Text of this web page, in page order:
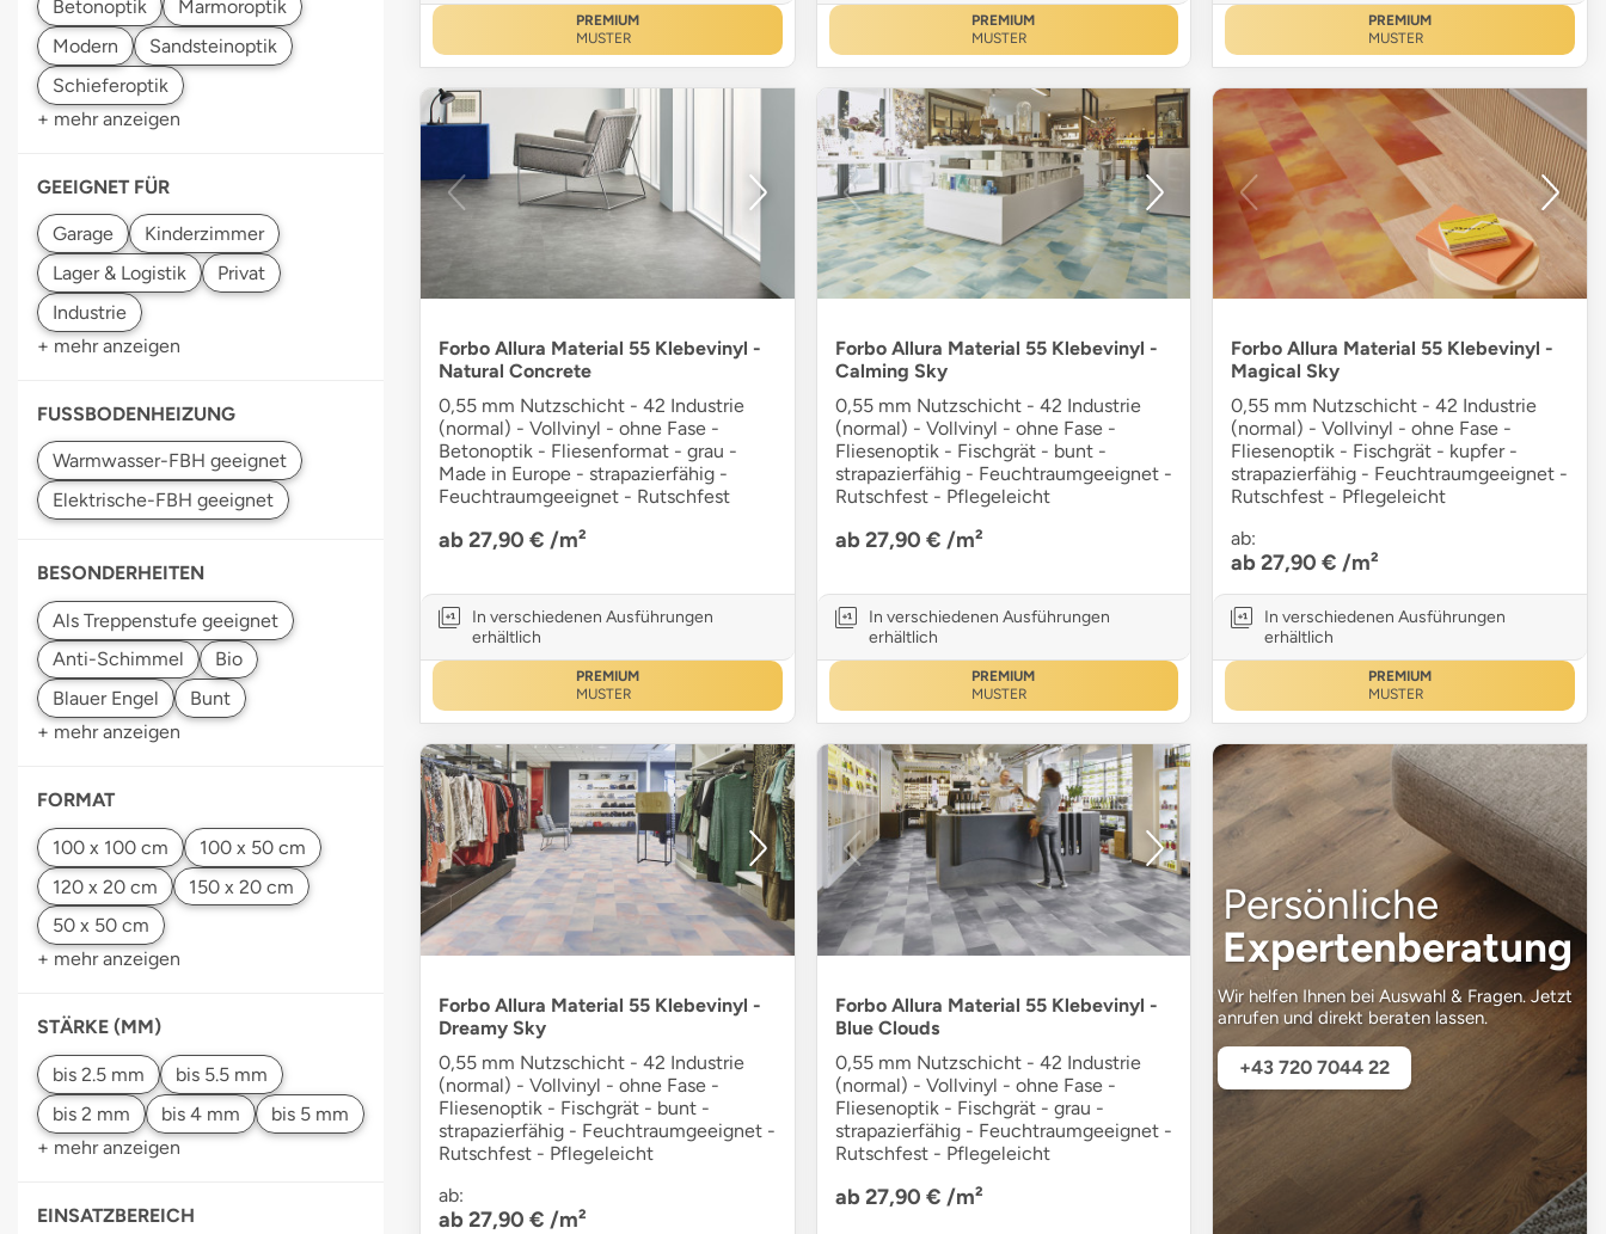
+ mehr anzeigen
GEEIGNET FÜR
+ mehr anzeigen
FUSSBODENHEIZUNG
BESONDERHEITEN
+ mehr anzeigen
FORMAT
+ mehr anzeigen
STÄRKE (MM)
+ mehr anzeigen
EINSATZBEREICH
PREMIUM
MUSTER
PREMIUM
MUSTER
PREMIUM
MUSTER
Forbo Allura Material 55 Klebevinyl -
Natural Concrete
0,55 mm Nutzschicht - 42 Industrie
(normal) - Vollvinyl - ohne Fase -
Betonoptik - Fliesenformat - grau -
Made in Europe - strapazierfähig -
Feuchtraumgeeignet - Rutschfest
ab 27,90 € /m²
In verschiedenen Ausführungen
erhältlich
PREMIUM
MUSTER
Forbo Allura Material 55 Klebevinyl -
Calming Sky
0,55 mm Nutzschicht - 42 Industrie
(normal) - Vollvinyl - ohne Fase -
Fliesenoptik - Fischgrät - bunt -
strapazierfähig - Feuchtraumgeeignet -
Rutschfest - Pflegeleicht
ab 27,90 € /m²
In verschiedenen Ausführungen
erhältlich
PREMIUM
MUSTER
Forbo Allura Material 55 Klebevinyl -
Magical Sky
0,55 mm Nutzschicht - 42 Industrie
(normal) - Vollvinyl - ohne Fase -
Fliesenoptik - Fischgrät - kupfer -
strapazierfähig - Feuchtraumgeeignet -
Rutschfest - Pflegeleicht
ab:
ab 27,90 € /m²
In verschiedenen Ausführungen
erhältlich
PREMIUM
MUSTER
Forbo Allura Material 55 Klebevinyl -
Dreamy Sky
0,55 mm Nutzschicht - 42 Industrie
(normal) - Vollvinyl - ohne Fase -
Fliesenoptik - Fischgrät - bunt -
strapazierfähig - Feuchtraumgeeignet -
Rutschfest - Pflegeleicht
ab:
ab 27,90 € /m²
Forbo Allura Material 55 Klebevinyl -
Blue Clouds
0,55 mm Nutzschicht - 42 Industrie
(normal) - Vollvinyl - ohne Fase -
Fliesenoptik - Fischgrät - grau -
strapazierfähig - Feuchtraumgeeignet -
Rutschfest - Pflegeleicht
ab 27,90 € /m²
Persönliche
Expertenberatung
Wir helfen Ihnen bei Auswahl & Fragen. Jetzt
anrufen und direkt beraten lassen.
+43 720 7044 22